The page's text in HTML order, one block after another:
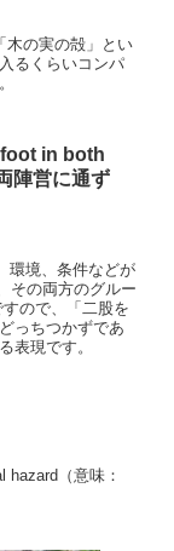
木の実の殻」とい
るくらいコンパ
in both
陣営に通ず
環境、条件などが
その両方のグルー
ので、「二股を
っちつかずであ
表現です。
hazard（意味：